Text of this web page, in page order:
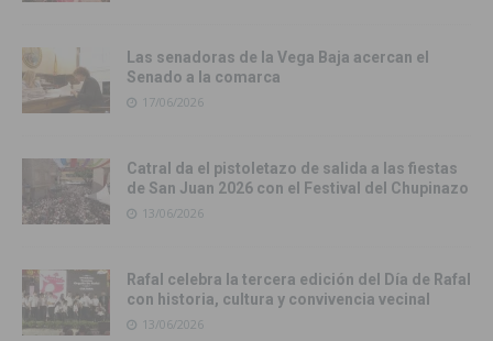
Las senadoras de la Vega Baja acercan el
Senado a la comarca
17/06/2026
Catral da el pistoletazo de salida a las fiestas
de San Juan 2026 con el Festival del Chupinazo
13/06/2026
Rafal celebra la tercera edición del Día de Rafal
con historia, cultura y convivencia vecinal
13/06/2026